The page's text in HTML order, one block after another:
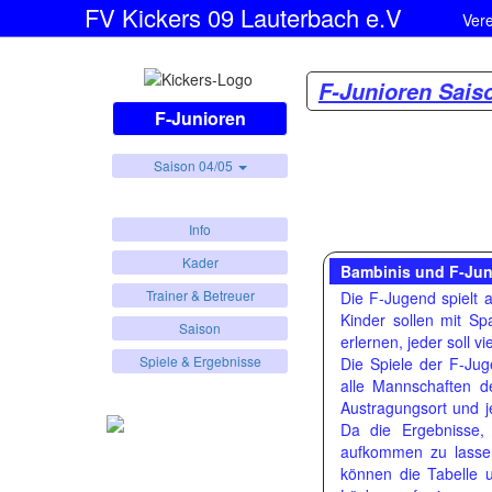
FV Kickers 09 Lauterbach e.V
F-Junioren
Saison 04/05
Info
Kader
Trainer & Betreuer
Saison
Spiele & Ergebnisse
F-Junioren
Bambinis und F-
Die F-Jugend spielt
Kinder sollen mit
erlernen, jeder soll
Die Spiele der F-
alle Mannschaften
Austragungsort und
Da die
aufkommen zu
können die Tabelle